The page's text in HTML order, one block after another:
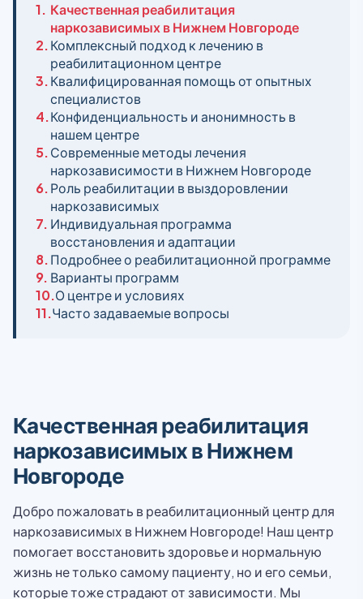
1. Качественная реабилитация
наркозависимых в Нижнем Новгороде
2.Комплексный подход к лечению в
реабилитационном центре
3.Квалифицированная помощь от опытных
специалистов
4.Конфиденциальность и анонимность в
нашем центре
5.Современные методы лечения
наркозависимости в Нижнем Новгороде
6.Роль реабилитации в выздоровлении
наркозависимых
7. Индивидуальная программа
восстановления и адаптации
8.Подробнее о реабилитационной программе
9. Варианты программ
10.О центре и условиях
11.Часто задаваемые вопросы
Качественная реабилитация
наркозависимых в Нижнем
Новгороде
Добро пожаловать в реабилитационный центр для
наркозависимых в Нижнем Новгороде! Наш центр
помогает восстановить здоровье и нормальную
жизнь не только самому пациенту, но и его семьи,
которые тоже страдают от зависимости. Мы